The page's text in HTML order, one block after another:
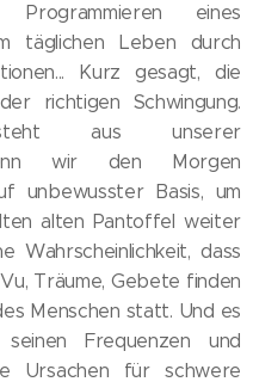
eines
täglichen Leben durch
Kurz gesagt, die
richtigen Schwingung.
aus unserer
wir den Morgen
unbewusster Basis, um
alten Pantoffel weiter
Wahrscheinlichkeit, dass
Träume, Gebete finden
Menschen statt. Und es
Frequenzen und
Ursachen für schwere